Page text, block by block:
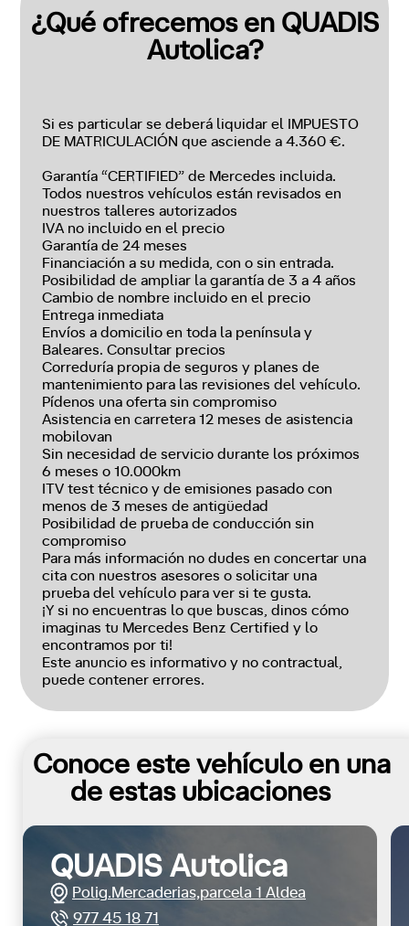
¿Qué ofrecemos en QUADIS
Autolica?
Si es particular se deberá liquidar el IMPUESTO
DE MATRICULACIÓN que asciende a 4.360 €.
Garantía “CERTIFIED” de Mercedes incluida.
Todos nuestros vehículos están revisados en
nuestros talleres autorizados
IVA no incluido en el precio
Garantía de 24 meses
Financiación a su medida, con o sin entrada.
Posibilidad de ampliar la garantía de 3 a 4 años
Cambio de nombre incluido en el precio
Entrega inmediata
Envíos a domicilio en toda la península y
Baleares. Consultar precios
Correduría propia de seguros y planes de
mantenimiento para las revisiones del vehículo.
Pídenos una oferta sin compromiso
Asistencia en carretera 12 meses de asistencia
mobilovan
Sin necesidad de servicio durante los próximos
6 meses o 10.000km
ITV test técnico y de emisiones pasado con
menos de 3 meses de antigüedad
Posibilidad de prueba de conducción sin
compromiso
Para más información no dudes en concertar una
cita con nuestros asesores o solicitar una
prueba del vehículo para ver si te gusta.
¡Y si no encuentras lo que buscas, dinos cómo
imaginas tu Mercedes Benz Certified y lo
encontramos por ti!
Este anuncio es informativo y no contractual,
puede contener errores.
Conoce este vehículo en una
de estas ubicaciones
QUADIS Autolica
Polig.Mercaderias,parcela 1 Aldea
977 45 18 71